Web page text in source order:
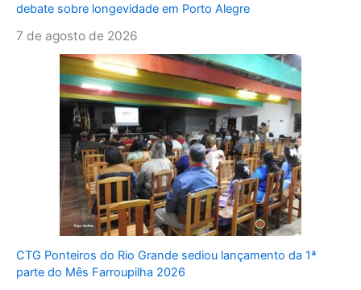
debate sobre longevidade em Porto Alegre
7 de agosto de 2026
CTG Ponteiros do Rio Grande sediou lançamento da 1ª
parte do Mês Farroupilha 2026